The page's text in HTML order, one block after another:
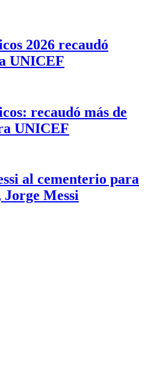
2026 recaudó
UNICEF
recaudó más de
UNICEF
al cementerio para
Jorge Messi